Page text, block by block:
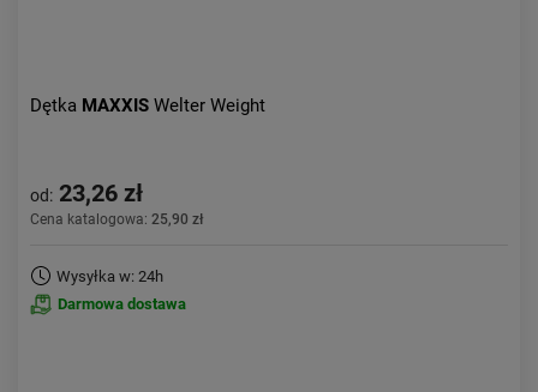
Dętka MAXXIS Welter Weight
od: 23,26 zł
Cena katalogowa: 25,90 zł
Wysyłka w: 24h
Darmowa dostawa